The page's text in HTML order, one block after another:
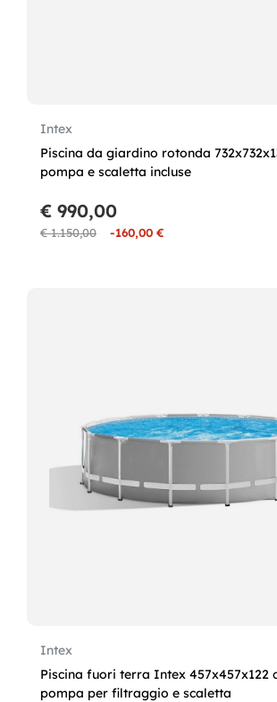
Intex
Piscina da giardino rotonda
pompa e scaletta incluse
€ 1.150,00 -160,00 €
€ 990,00
Intex
Piscina fuori terra Intex 457x457x122
pompa per filtraggio e scaletta